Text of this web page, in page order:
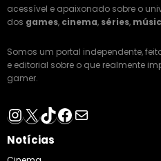
acessível e apaixonado sobre o
dos games, cinema, séries,
Somos um portal independente,
e editorial sobre o que realmente
gamer.
Instagram
X TikTok
Facebook
E-mail
Notícias